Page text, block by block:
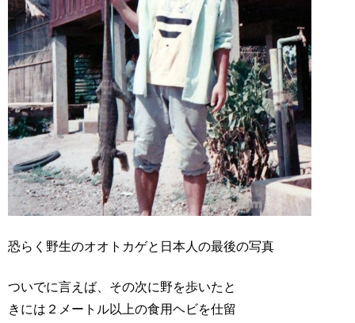
恐らく野生のオオトカゲと日本人の最後の写真
ついでに言えば、その次に野を歩いたと
きには２メートル以上の食用ヘビを仕留